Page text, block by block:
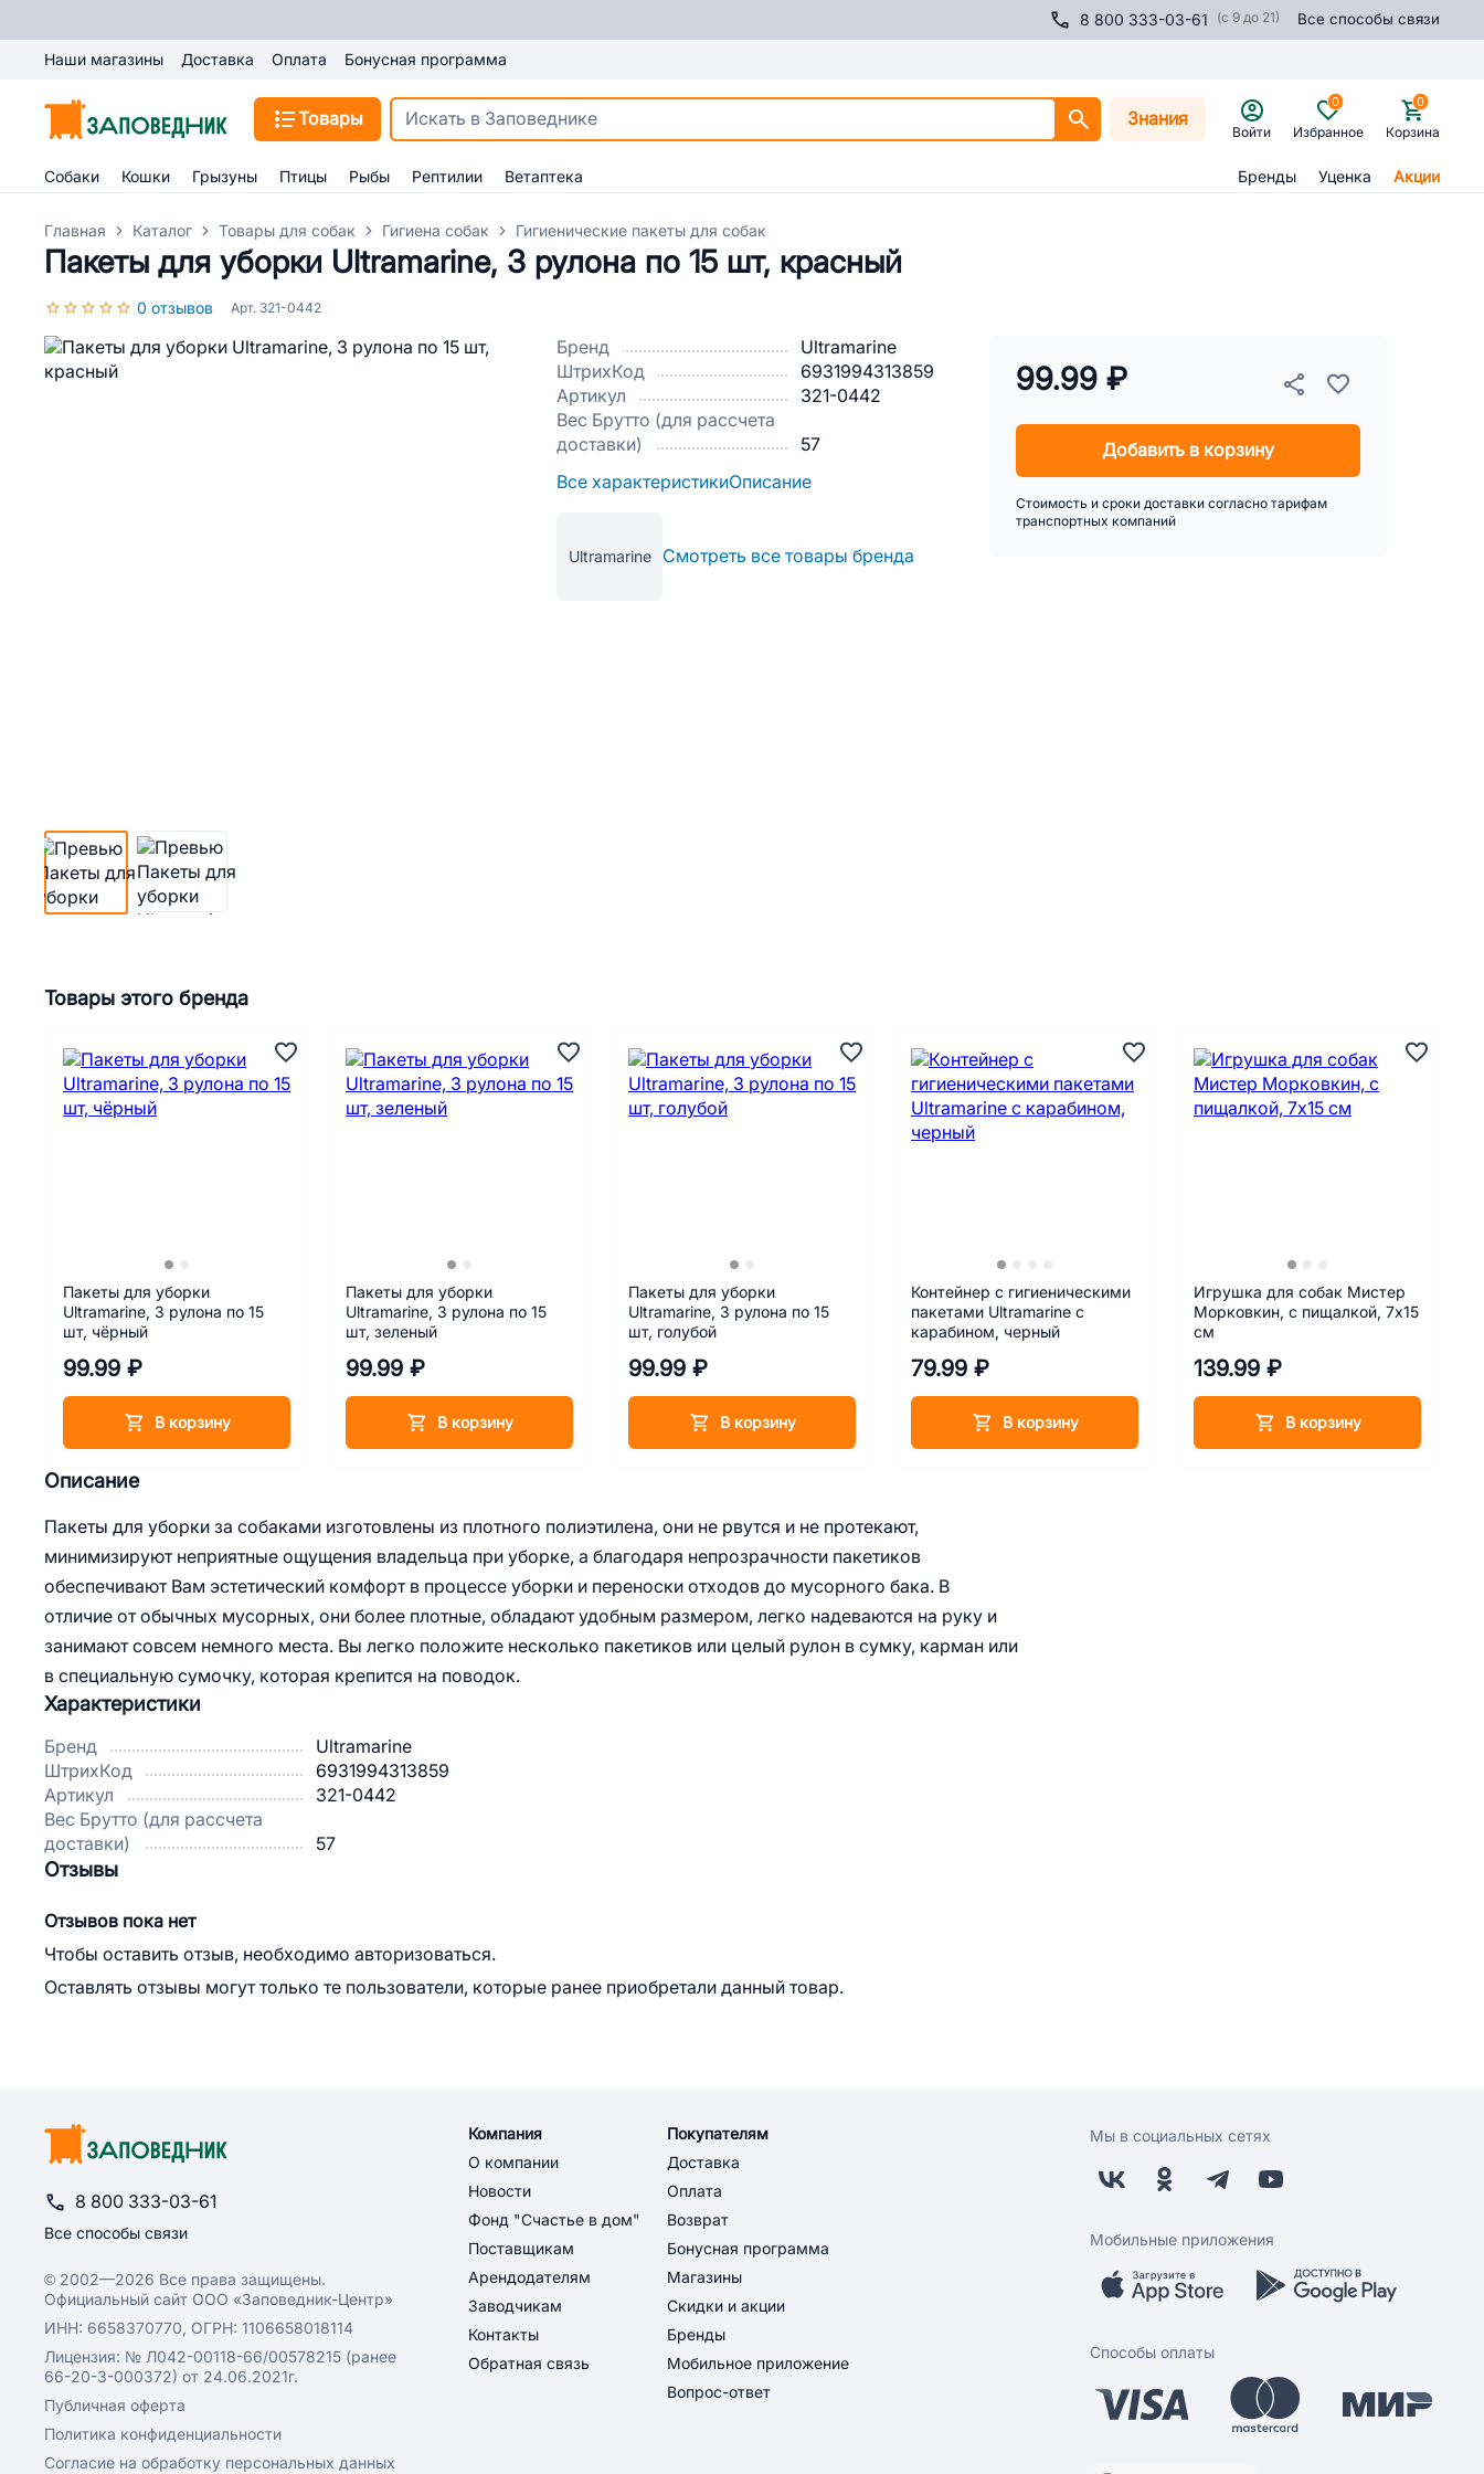
8 800 333-03-61 (с 9 до 21) Все способы связи
Наши магазины Доставка Оплата Бонусная программа
Товары Знания
Войти Избранное
0
Корзина
0
Собаки Кошки Грызуны Птицы Рыбы Рептилии Ветаптека Бренды Уценка Акции
Главная Каталог Товары для собак Гигиена собак Гигиенические пакеты для собак
Пакеты для уборки Ultramarine, 3 рулона по 15 шт, красный
0 отзывов Арт. 321-0442
Бренд
Ultramarine
ШтрихКод
6931994313859
Артикул
321-0442
Вес Брутто (для рассчета
доставки)
57
Все характеристикиОписание
Ultramarine Смотреть все товары бренда
99.99 ₽
Добавить в корзину
Стоимость и сроки доставки согласно тарифам
транспортных компаний
Описание
Пакеты для уборки за собаками изготовлены из плотного полиэтилена, они не рвутся и не протекают,
минимизируют неприятные ощущения владельца при уборке, а благодаря непрозрачности пакетиков
обеспечивают Вам эстетический комфорт в процессе уборки и переноски отходов до мусорного бака. В
отличие от обычных мусорных, они более плотные, обладают удобным размером, легко надеваются на руку и
занимают совсем немного места. Вы легко положите несколько пакетиков или целый рулон в сумку, карман или
в специальную сумочку, которая крепится на поводок.
Товары этого бренда
Пакеты для уборки
Ultramarine, 3 рулона по 15
шт, чёрный
99.99 ₽
В корзину
Пакеты для уборки
Ultramarine, 3 рулона по 15
шт, зеленый
99.99 ₽
В корзину
Пакеты для уборки
Ultramarine, 3 рулона по 15
шт, голубой
99.99 ₽
В корзину
Контейнер с гигиеническими
пакетами Ultramarine с
карабином, черный
79.99 ₽
В корзину
Игрушка для собак Мистер
Морковкин, с пищалкой, 7х15
см
139.99 ₽
В корзину
Характеристики
Бренд
Ultramarine
ШтрихКод
6931994313859
Артикул
321-0442
Вес Брутто (для рассчета
доставки)
57
Отзывы
Отзывов пока нет
Чтобы оставить отзыв, необходимо авторизоваться.
Оставлять отзывы могут только те пользователи, которые ранее приобретали данный товар.
8 800 333-03-61
Все способы связи
© 2002—2026 Все права защищены.
Официальный сайт ООО «Заповедник-Центр»
ИНН: 6658370770, ОГРН: 1106658018114
Лицензия: № Л042-00118-66/00578215 (ранее
66-20-3-000372) от 24.06.2021г.
Публичная оферта
Политика конфиденциальности
Согласие на обработку персональных данных
Компания
О компании
Новости
Фонд "Счастье в дом"
Поставщикам
Арендодателям
Заводчикам
Контакты
Обратная связь
Покупателям
Доставка
Оплата
Возврат
Бонусная программа
Магазины
Скидки и акции
Бренды
Мобильное приложение
Вопрос-ответ
Мы в социальных сетях
Мобильные приложения
Способы оплаты